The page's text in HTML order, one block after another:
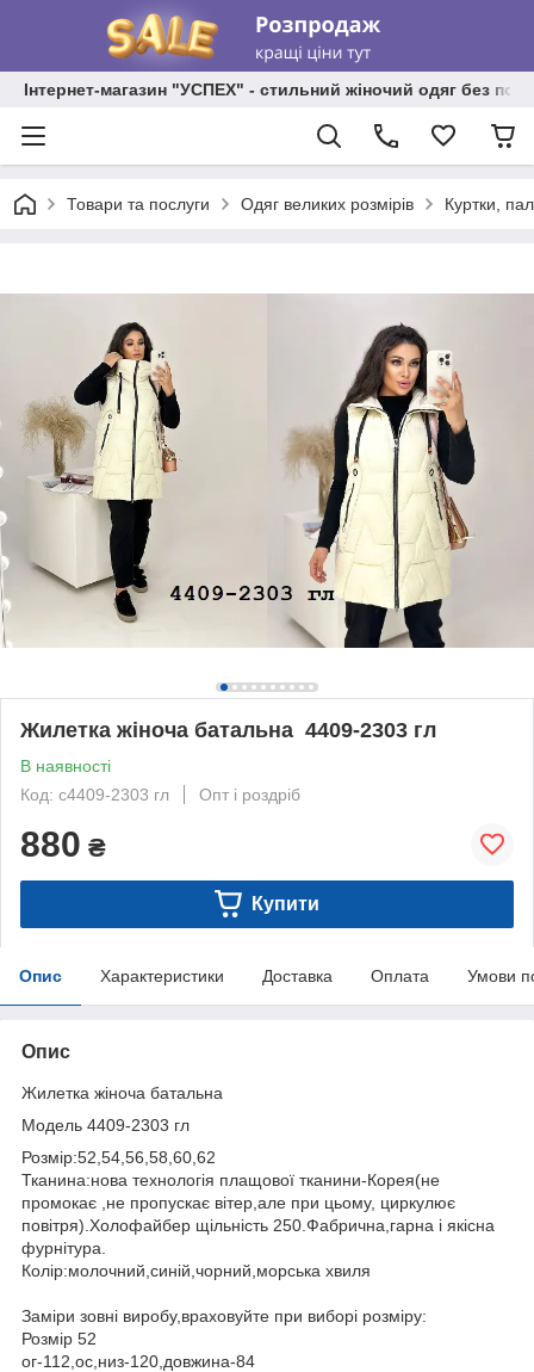
Інтернет-магазин "УСПЕХ" - стильний жіночий одяг без
Товари та послуги Одяг великих розмірів Куртки,
Жилетка жіноча батальна 4409-2303 гл
В наявності
Код: с4409-2303 гл
Опт і роздріб
880 ₴
Купити
Опис Характеристики Доставка Оплата Умови
Опис
Жилетка жіноча батальна
Модель 4409-2303 гл
Розмір:52,54,56,58,60,62
Тканина:нова технологія плащової тканини-Корея(не
промокає ,не пропускає вітер,але при цьому, циркулює
повітря).Холофайбер щільність 250.Фабрична,гарна і якісна
фурнітура.
Колір:молочний,синій,чорний,морська хвиля
Заміри зовні виробу,враховуйте при виборі розміру:
Розмір 52
ог-112,ос,низ-120,довжина-84